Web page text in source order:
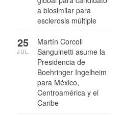
a biosimilar para
esclerosis múltiple
Martín Corcoll
Sanguinetti asume la
Presidencia de
Boehringer Ingelheim
para México,
Centroamérica y el
Caribe
25
JUL